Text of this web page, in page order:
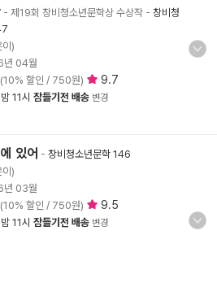
- 제19회 창비청소년문학상 수상작 - 창비청
이)
04월
할인 / 750원) 9.7
밤 11시 잠들기전 배송 변경
있어 - 창비청소년문학 146
이)
03월
할인 / 750원) 9.5
밤 11시 잠들기전 배송 변경